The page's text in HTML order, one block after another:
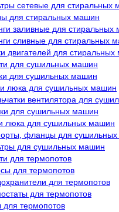
сетевые для стиральных
для стиральных машин
заливные для стиральных
сливные для стиральных
двигателей для
для сушильных машин
для сушильных машин
люка для сушильных машин
вентилятора для
для сушильных машин
люка для сушильных машин
фланцы для
для сушильных машин
для термопотов
для термопотов
для термопотов
для термопотов
для термопотов